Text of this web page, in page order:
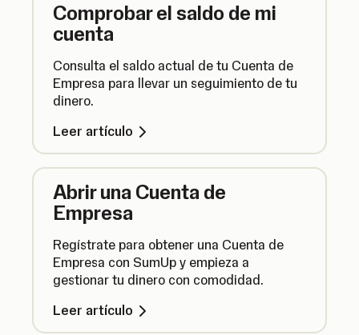
Comprobar el saldo de mi
cuenta
Consulta el saldo actual de tu Cuenta de
Empresa para llevar un seguimiento de tu
dinero.
Leer artículo
Abrir una Cuenta de
Empresa
Regístrate para obtener una Cuenta de
Empresa con SumUp y empieza a
gestionar tu dinero con comodidad.
Leer artículo